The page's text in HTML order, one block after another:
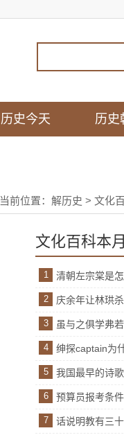
历史今天 历史
当前位置： 解历史 > 文化
文化百科本
1 清朝左宗棠是
2 庆余年让林珙
3 虽与之俱学弗
4 绅探captain为
5 我国最早的诗
6 预算员报考条件
7